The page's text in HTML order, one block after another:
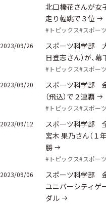
北口榛花さんが
走り幅跳で３位
#トピックス#スポー
2023/09/26
スポーツ科学部
日登志さん）が、
#トピックス#スポー
2023/09/20
スポーツ科学部
（飛込）で２連覇
#トピックス#スポー
2023/09/12
スポーツ科学部
宮木 果乃さん（１
勝
#トピックス#スポー
2023/09/06
スポーツ科学部
ユニバーシティゲ
ダル